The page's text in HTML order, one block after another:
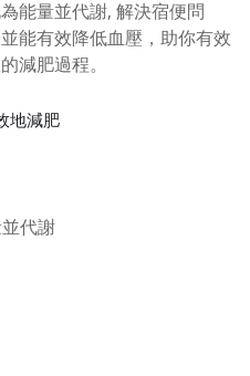
能量並代謝, 解決宿便問
能有效降低血壓，助你有效
減肥過程。
地減肥
代謝